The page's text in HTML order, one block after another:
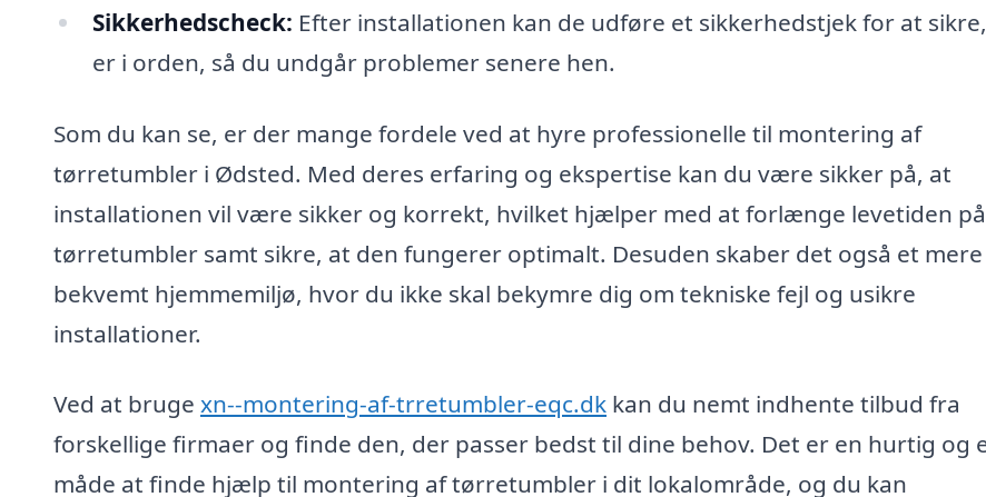
Sikkerhedscheck: Efter installationen kan de udføre et sikkerhedstjek for at
er i orden, så du undgår problemer senere hen.
Som du kan se, er der mange fordele ved at hyre professionelle til montering af
tørretumbler i Ødsted. Med deres erfaring og ekspertise kan du være sikker på, at
installationen vil være sikker og korrekt, hvilket hjælper med at forlænge levetiden
tørretumbler samt sikre, at den fungerer optimalt. Desuden skaber det også et mere
bekvemt hjemmemiljø, hvor du ikke skal bekymre dig om tekniske fejl og usikre
installationer.
Ved at bruge xn--montering-af-trretumbler-eqc.dk kan du nemt indhente tilbud fra
forskellige firmaer og finde den, der passer bedst til dine behov. Det er en hurtig og
måde at finde hjælp til montering af tørretumbler i dit lokalområde, og du kan